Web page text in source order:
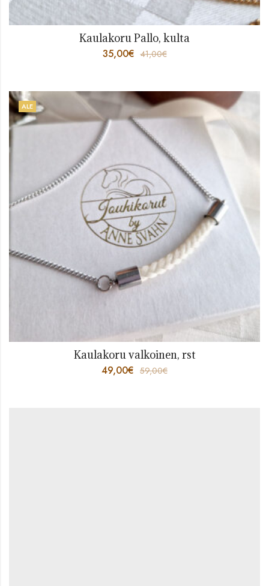
Kaulakoru Pallo, kulta
35,00€ 41,00€
ALE
Kaulakoru valkoinen, rst
49,00€ 59,00€